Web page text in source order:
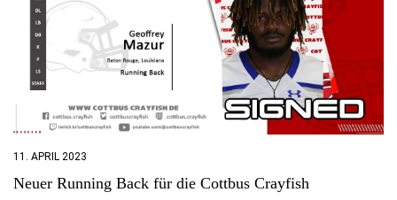
11. APRIL 2023
Neuer Running Back für die Cottbus Crayfish